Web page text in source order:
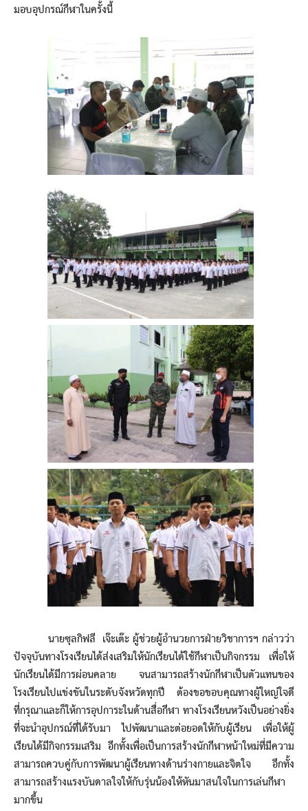
มอบอุปกรณ์กีฬาในครั้งนี้
นายซุลกิฟลี เจ๊ะเต๊ะ ผู้ช่วยผู้อำนวยการฝ่ายวิชาการฯ กล่าวว่า
ปัจจุบันทางโรงเรียนได้ส่งเสริมให้นักเรียนได้ใช้กีฬาเป็นกิจกรรม เพื่อให้
นักเรียนได้มีการผ่อนคลาย จนสามารถสร้างนักกีฬาเป็นตัวแทนของ
โรงเรียนไปแข่งขันในระดับจังหวัดทุกปี ต้องขอขอบคุณทางผู้ใหญ่ใจดี
ที่กรุณาและก็ให้การอุปการะในด้านสื่อกีฬา ทางโรงเรียนหวังเป็นอย่างยิ่ง
ที่จะนำอุปกรณ์ที่ได้รับมา ไปพัฒนาและต่อยอดให้กับผู้เรียน เพื่อให้ผู้
เรียนได้มีกิจกรรมเสริม อีกทั้งเพื่อเป็นการสร้างนักกีฬาหน้าใหม่ที่มีความ
สามารถควบคู่กับการพัฒนาผู้เรียนทางด้านร่างกายและจิตใจ อีกทั้ง
สามารถสร้างแรงบันดาลใจให้กับรุ่นน้องให้หันมาสนใจในการเล่นกีฬา
มากขึ้น